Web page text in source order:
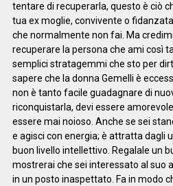
tentare di recuperarla, questo è ciò
tua ex moglie, convivente o
che normalmente non fai. Ma
recuperare la persona che ami così
semplici stratagemmi che sto per
sapere che la donna Gemelli è
non è tanto facile guadagnare di
riconquistarla, devi essere
essere mai noioso. Anche se sei
e agisci con energia; è attratta dagli
buon livello intellettivo. Regalale un
mostrerai che sei interessato al suo
in un posto inaspettato. Fa in modo